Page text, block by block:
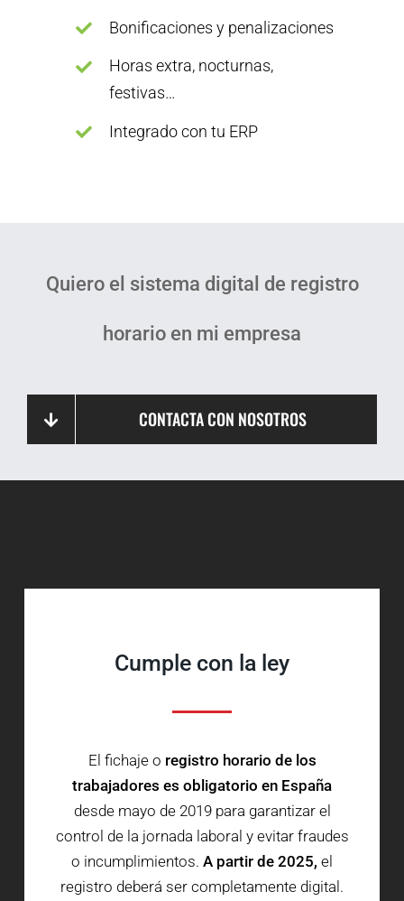
Bonificaciones y penalizaciones
Horas extra, nocturnas,
festivas…
Integrado con tu ERP
Quiero el sistema digital de registro
horario en mi empresa
CONTACTA CON NOSOTROS
Cumple con la ley
El fichaje o registro horario de los
trabajadores es obligatorio en España
desde mayo de 2019 para garantizar el
control de la jornada laboral y evitar fraudes
o incumplimientos. A partir de 2025, el
registro deberá ser completamente digital.